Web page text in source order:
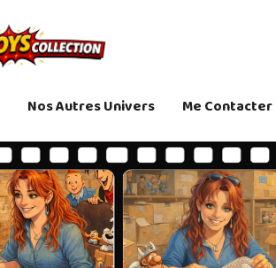
Nos Autres Univers Me Contacter